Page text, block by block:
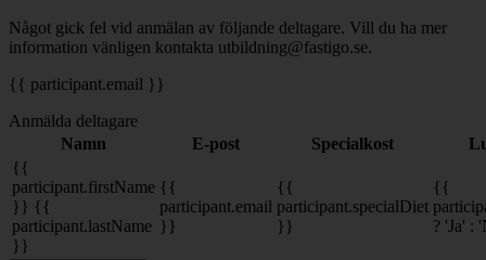
Något gick fel vid anmälan av följande deltagare. Vill du ha mer
information vänligen kontakta utbildning@fastigo.se.
{{ participant.email }}
Anmälda deltagare
Namn
E-post Specialkost
{{
participant.firstName
}} {{
participant.lastName
}}
{{
participant.email
}}
{{
participant.specialDiet
}}
{{
? 'Ja' :